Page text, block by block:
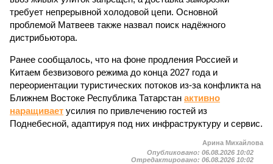
требует непрерывной холодовой цепи. Основной
проблемой Матвеев также назвал поиск надёжного
дистрибьютора.
Ранее сообщалось, что на фоне продления Россией и
Китаем безвизового режима до конца 2027 года и
переориентации туристических потоков из-за конфликта на
Ближнем Востоке Республика Татарстан активно
наращивает усилия по привлечению гостей из
Поднебесной, адаптируя под них инфраструктуру и сервис.
Арина Михайлова
Опубликовано: 06.08.2026 10:02
Отредактировано: 06.08.2026 10:02